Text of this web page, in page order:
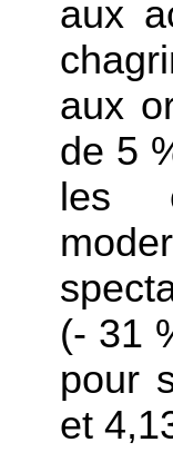
aux
aux
de 5
les
(- 31
pour
et